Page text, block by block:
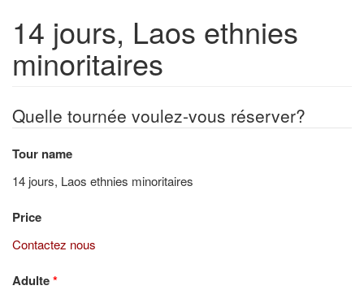
14 jours, Laos ethnies
minoritaires
Quelle tournée voulez-vous réserver?
Tour name
14 jours, Laos ethnies minoritaires
Price
Contactez nous
Adulte*